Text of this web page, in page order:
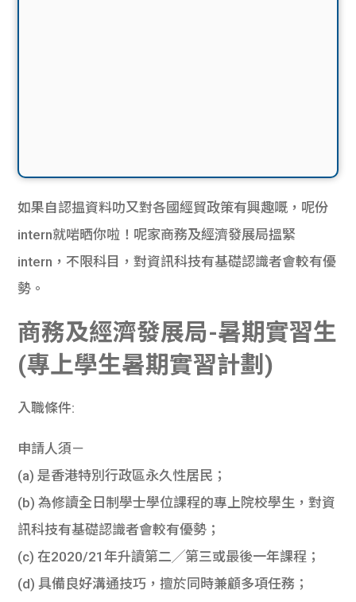
如果自認揾資料叻又對各國經貿政策有興趣嘅，呢份
intern就啱晒你啦！呢家商務及經濟發展局搵緊
intern，不限科目，對資訊科技有基礎認識者會較有優
勢。
商務及經濟發展局-暑期實習生
(專上學生暑期實習計劃)
入職條件:
申請人須－
(a) 是香港特別行政區永久性居民；
(b) 為修讀全日制學士學位課程的專上院校學生，對資
訊科技有基礎認識者會較有優勢；
(c) 在2020/21年升讀第二╱第三或最後一年課程；
(d) 具備良好溝通技巧，擅於同時兼顧多項任務；